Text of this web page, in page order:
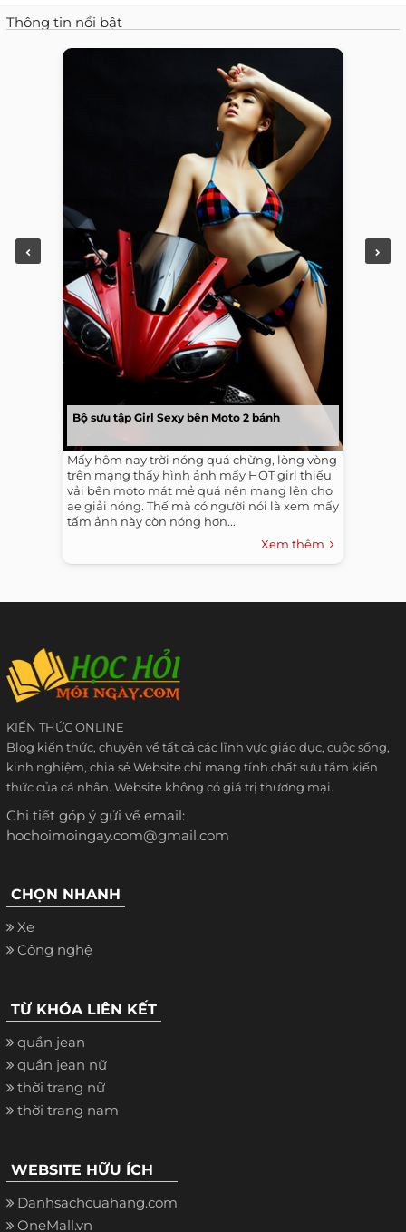
Thông tin nổi bật
Bộ sưu tập Girl Sexy bên Moto 2 bánh
Mấy hôm nay trời nóng quá chừng, lòng vòng
trên mạng thấy hình ảnh mấy HOT girl thiếu
vải bên moto mát mẻ quá nên mang lên cho
ae giải nóng. Thế mà có người nói là xem mấy
tấm ảnh này còn nóng hơn...
Xem thêm
KIẾN THỨC ONLINE
Blog kiến thức, chuyên về tất cả các lĩnh vực giáo dục, cuộc sống,
kinh nghiệm, chia sẻ Website chỉ mang tính chất sưu tầm kiến
thức của cá nhân. Website không có giá trị thương mại.
Chi tiết góp ý gửi về email:
hochoimoingay.com@gmail.com
CHỌN NHANH
Xe
Công nghệ
TỪ KHÓA LIÊN KẾT
quần jean
quần jean nữ
thời trang nữ
thời trang nam
WEBSITE HỮU ÍCH
Danhsachcuahang.com
OneMall.vn